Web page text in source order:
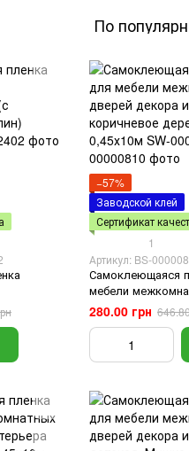
По
−57%
Заводской клей
Сертификат
1
Артикул: BS-
Самоклеющаяся
мебели
декора интерьера
дерево 0,45х10м
280.00 грн